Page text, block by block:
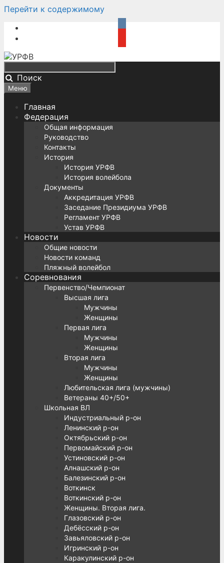
Перейти к содержимому
Поиск
Меню
Главная
Федерация
Общая информация
Руководство
Контакты
История
История УРФВ
История волейбола
Документы
Аккредитация УРФВ
Заседание Президиума УРФВ
Регламент УРФВ
Устав УРФВ
Новости
Общие новости
Новости команд
Пляжный волейбол
Соревнования
Первенство/Чемпионат
Высшая лига
Мужчины
Женщины
Первая лига
Мужчины
Женщины
Вторая лига
Мужчины
Женщины
Любительская лига (мужчины)
Ветераны 40+/50+
Школьная ВЛ
Индустриальный р-он
Ленинский р-он
Октябрьский р-он
Первомайский р-он
Устиновский р-он
Алнашский р-он
Балезинский р-он
Воткинск
Воткинский р-он
Женщины. Вторая лига.
Глазовский р-он
Дебёсский р-он
Завьяловский р-он
Игринский р-он
Каракулинский р-он